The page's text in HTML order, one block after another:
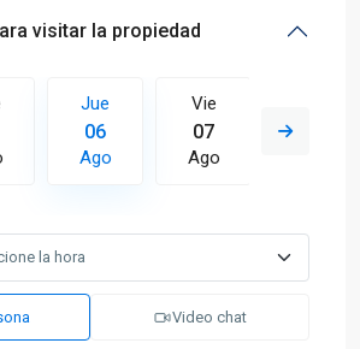
visitar la propiedad
Jue
06
Ago
Vie
07
Ago
Video chat